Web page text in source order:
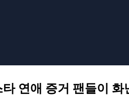
연애 증거 팬들이 화